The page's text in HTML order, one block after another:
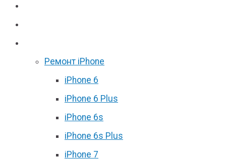
Ремонт iPhone
iPhone 6
iPhone 6 Plus
iPhone 6s
iPhone 6s Plus
iPhone 7